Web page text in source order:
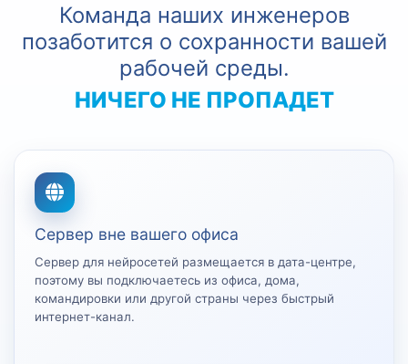
Команда наших инженеров
позаботится о сохранности вашей
рабочей среды.
НИЧЕГО НЕ ПРОПАДЕТ
Сервер вне вашего офиса
Сервер для нейросетей размещается в дата-центре,
поэтому вы подключаетесь из офиса, дома,
командировки или другой страны через быстрый
интернет-канал.